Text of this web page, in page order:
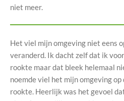
niet meer.
Het viel mijn omgeving niet eens
veranderd. Ik dacht zelf dat ik
rookte maar dat bleek helemaal
noemde viel het mijn omgeving op
rookte. Heerlijk was het gevoel